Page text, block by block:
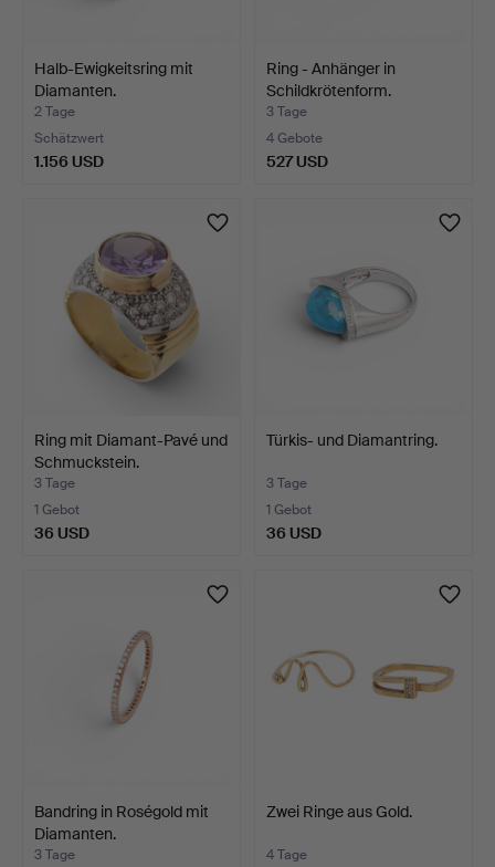
Halb-Ewigkeitsring mit
Diamanten.
2 Tage
Schätzwert
1.156 USD
Ring - Anhänger in
Schildkrötenform.
3 Tage
4 Gebote
527 USD
Ring mit Diamant-Pavé und
Schmuckstein.
3 Tage
1 Gebot
36 USD
Türkis- und Diamantring.
3 Tage
1 Gebot
36 USD
Bandring in Roségold mit
Diamanten.
3 Tage
Zwei Ringe aus Gold.
4 Tage